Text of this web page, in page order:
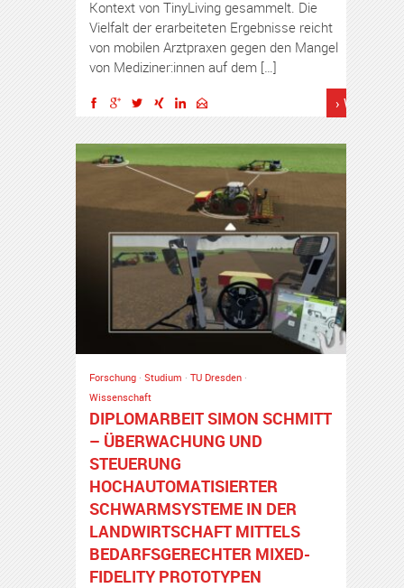
Kontext von TinyLiving gesammelt. Die
Vielfalt der erarbeiteten Ergebnisse reicht
von mobilen Arztpraxen gegen den Mangel
von Mediziner:innen auf dem […]
›
Forschung · Studium · TU Dresden ·
Wissenschaft
DIPLOMARBEIT SIMON SCHMITT
– ÜBERWACHUNG UND
STEUERUNG
HOCHAUTOMATISIERTER
SCHWARMSYSTEME IN DER
LANDWIRTSCHAFT MITTELS
BEDARFSGERECHTER MIXED-
FIDELITY PROTOTYPEN